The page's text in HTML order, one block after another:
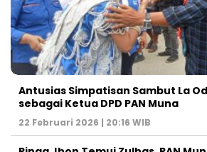
Antusias Simpatisan Sambut La
sebagai Ketua DPD PAN Muna
22 Februari 2026 | 20:16 WIB